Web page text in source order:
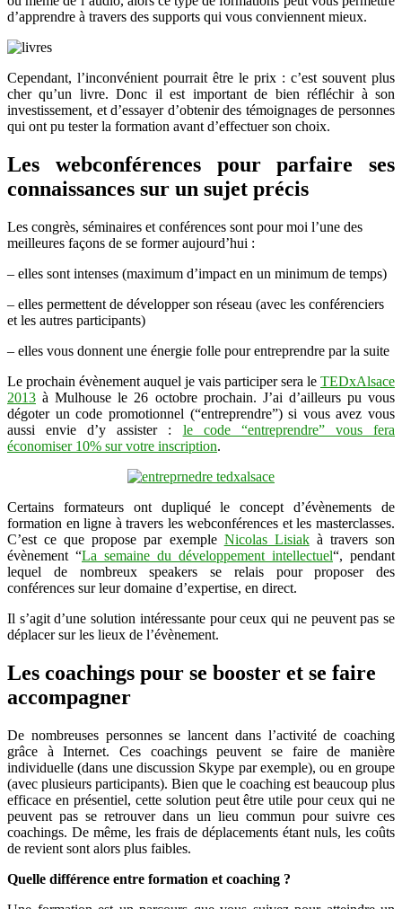
d’apprendre à travers des supports qui vous conviennent mieux.
Cependant, l’inconvénient pourrait être le prix : c’est souvent plus
cher qu’un livre. Donc il est important de bien réfléchir à son
investissement, et d’essayer d’obtenir des témoignages de personnes
qui ont pu tester la formation avant d’effectuer son choix.
Les webconférences pour parfaire ses
connaissances sur un sujet précis
Les congrès, séminaires et conférences sont pour moi l’une des
meilleures façons de se former aujourd’hui :
– elles sont intenses (maximum d’impact en un minimum de temps)
– elles permettent de développer son réseau (avec les conférenciers
et les autres participants)
– elles vous donnent une énergie folle pour entreprendre par la suite
Le prochain évènement auquel je vais participer sera le TEDxAlsace
2013 à Mulhouse le 26 octobre prochain. J’ai d’ailleurs pu vous
dégoter un code promotionnel (“entreprendre”) si vous avez vous
aussi envie d’y assister : le code “entreprendre” vous fera
économiser 10% sur votre inscription.
Certains formateurs ont dupliqué le concept d’évènements de
formation en ligne à travers les webconférences et les masterclasses.
C’est ce que propose par exemple Nicolas Lisiakà travers son
évènement “La semaine du développement intellectuel“, pendant
lequel de nombreux speakers se relais pour proposer des
conférences sur leur domaine d’expertise, en direct.
Il s’agit d’une solution intéressante pour ceux qui ne peuvent pas se
déplacer sur les lieux de l’évènement.
Les coachings pour se booster et se faire
accompagner
De nombreuses personnes se lancent dans l’activité de coaching
grâce à Internet. Ces coachings peuvent se faire de manière
individuelle (dans une discussion Skype par exemple), ou en groupe
(avec plusieurs participants). Bien que le coaching est beaucoup plus
efficace en présentiel, cette solution peut être utile pour ceux qui ne
peuvent pas se retrouver dans un lieu commun pour suivre ces
coachings. De même, les frais de déplacements étant nuls, les coûts
de revient sont alors plus faibles.
Quelle différence entre formation et coaching ?